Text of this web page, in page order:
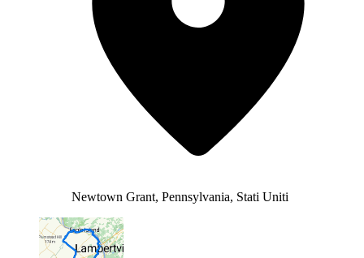
Newtown Grant, Pennsylvania, Stati Uniti